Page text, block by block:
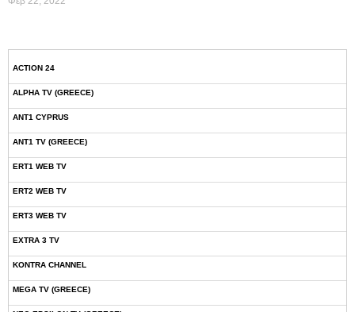
ACTION 24
ALPHA TV (GREECE)
ANT1 CYPRUS
ANT1 TV (GREECE)
ERT1 WEB TV
ERT2 WEB TV
ERT3 WEB TV
EXTRA 3 TV
KONTRA CHANNEL
MEGA TV (GREECE)